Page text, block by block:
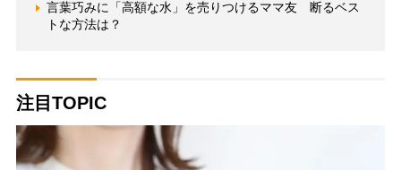
言葉巧みに「高額な水」を売りつけるママ友 断るベス
トな方法は？
注目TOPIC